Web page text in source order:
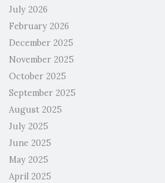
July 2026
February 2026
December 2025
November 2025
October 2025
September 2025
August 2025
July 2025
June 2025
May 2025
April 2025